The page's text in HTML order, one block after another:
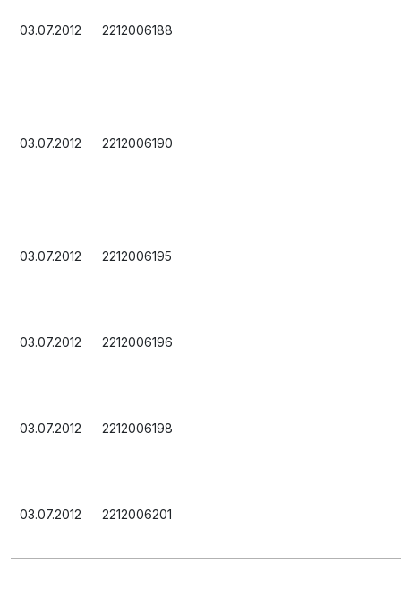
03.07.2012 2212006188
03.07.2012 2212006190
03.07.2012 2212006195
03.07.2012 2212006196
03.07.2012 2212006198
03.07.2012 2212006201